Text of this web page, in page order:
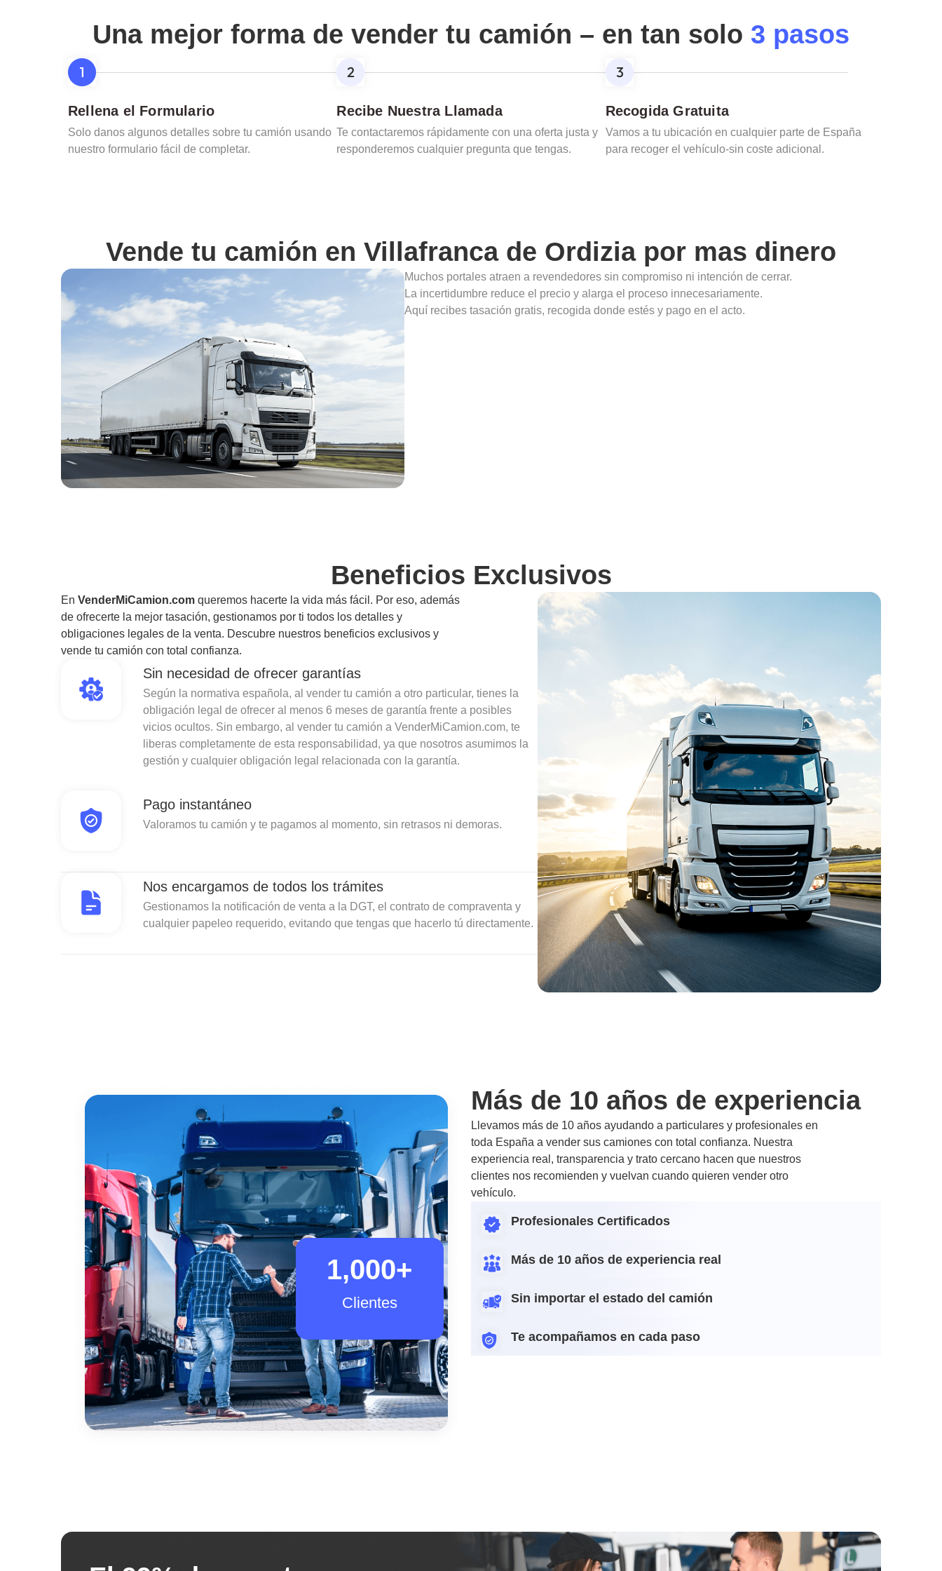
Una mejor forma de vender tu camión – en tan solo 3 pasos
Rellena el Formulario
Solo danos algunos detalles sobre tu camión usando
nuestro formulario fácil de completar.
Recibe Nuestra Llamada
Te contactaremos rápidamente con una oferta justa y
responderemos cualquier pregunta que tengas.
Recogida Gratuita
Vamos a tu ubicación en cualquier parte de España
para recoger el vehículo-sin coste adicional.
Vende tu camión en Villafranca de Ordiziapor mas dinero
Muchos portales atraen a revendedores sin compromiso ni intención de cerrar.
La incertidumbre reduce el precio y alarga el proceso innecesariamente.
Aquí recibes tasación gratis, recogida donde estés y pago en el acto.
Beneficios Exclusivos
En VenderMiCamion.com queremos hacerte la vida más fácil. Por eso, además
de ofrecerte la mejor tasación, gestionamos por ti todos los detalles y
obligaciones legales de la venta. Descubre nuestros beneficios exclusivos y
vende tu camión con total confianza.
Sin necesidad de ofrecer garantías
Según la normativa española, al vender tu camión a otro particular, tienes la
obligación legal de ofrecer al menos 6 meses de garantía frente a posibles
vicios ocultos. Sin embargo, al vender tu camión a VenderMiCamion.com, te
liberas completamente de esta responsabilidad, ya que nosotros asumimos la
gestión y cualquier obligación legal relacionada con la garantía.
Pago instantáneo
Valoramos tu camión y te pagamos al momento, sin retrasos ni demoras.
Nos encargamos de todos los trámites
Gestionamos la notificación de venta a la DGT, el contrato de compraventa y
cualquier papeleo requerido, evitando que tengas que hacerlo tú directamente.
Clientes
1,000+
Más de 10 años de experiencia
Llevamos más de 10 años ayudando a particulares y profesionales en
toda España a vender sus camiones con total confianza. Nuestra
experiencia real, transparencia y trato cercano hacen que nuestros
clientes nos recomienden y vuelvan cuando quieren vender otro
vehículo.
Profesionales Certificados
Más de 10 años de experiencia real
Sin importar el estado del camión
Te acompañamos en cada paso